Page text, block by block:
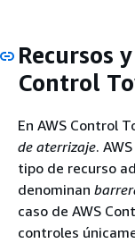
Recursos
Control
En AWS Control
de aterrizaje.
tipo de recurso
denominan
caso de AWS
controles